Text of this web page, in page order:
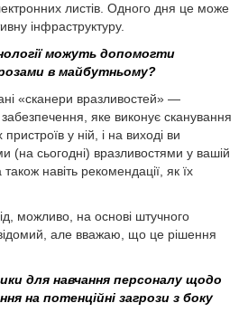
листів. Одного дня це може
інфраструктуру.
можуть допомогти
в майбутньому?
«сканери вразливостей» —
яке виконує сканування
у ній, і на виході ви
(на сьогодні) вразливостями у вашій
навіть рекомендації, як їх
можливо, на основі штучного
відомий, але вважаю, що це рішення
для навчання персоналу щодо
на потенційні загрози з боку